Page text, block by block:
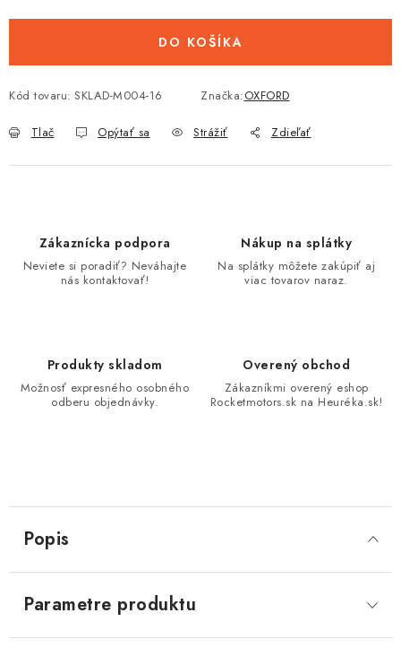
DO KOŠÍKA
Kód tovaru: SKLAD-M004-16 Značka:OXFORD
Tlač Opýtať sa Strážiť Zdieľať
Zákaznícka podpora
Neviete si poradiť? Neváhajte
nás kontaktovať!
Nákup na splátky
Na splátky môžete zakúpiť aj
viac tovarov naraz.
Produkty skladom
Možnosť expresného osobného
odberu objednávky.
Overený obchod
Zákazníkmi overený eshop
Rocketmotors.sk na Heuréka.sk!
Popis
Parametre produktu